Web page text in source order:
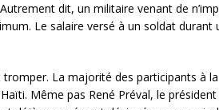
dit, un militaire venant de
Le salaire versé à un soldat
La majorité des participants à
Même pas René Préval, le